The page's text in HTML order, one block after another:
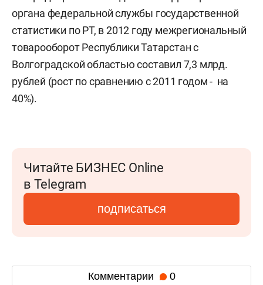
органа федеральной службы государственной
статистики по РТ, в 2012 году межрегиональный
товарооборот Республики Татарстан с
Волгоградской областью составил 7,3 млрд.
рублей (рост по сравнению с 2011 годом - на
40%).
Читайте БИЗНЕС Online
в Telegram
подписаться
Комментарии 0